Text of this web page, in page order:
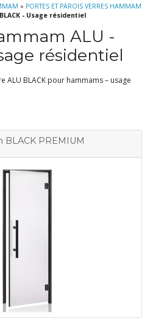
» PORTES ET PAROIS VERRES HAMMAM
- Usage résidentiel
ALU -
résidentiel
ALU BLACK pour hammams – usage
PREMIUM